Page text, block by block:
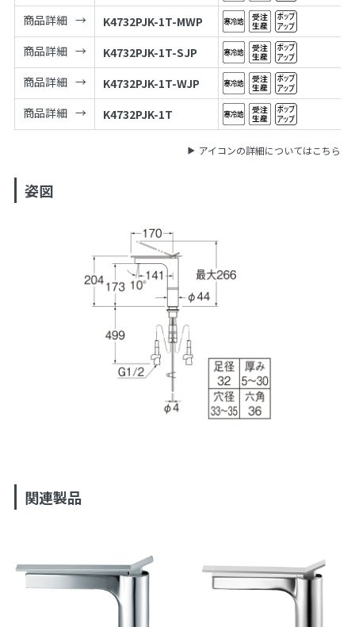
商品詳細
K4732PJK-1T-MWP
商品詳細
K4732PJK-1T-SJP
商品詳細
K4732PJK-1T-WJP
商品詳細
K4732PJK-1T
アイコンの詳細についてはこちら
姿図
関連製品